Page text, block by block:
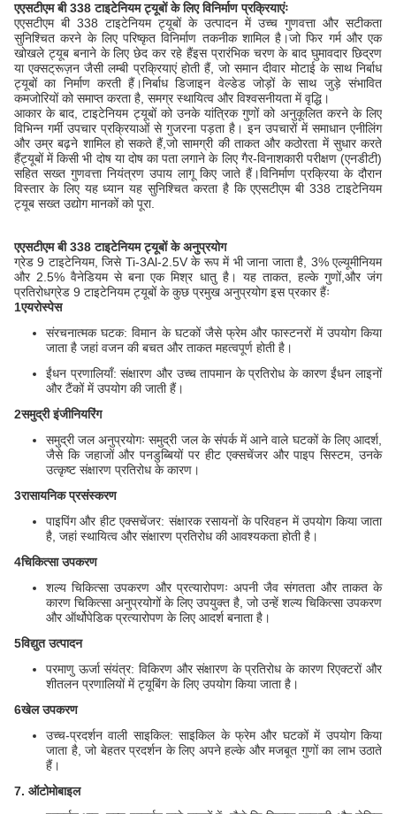
एएसटीएम बी 338 टाइटेनियम ट्यूबों के लिए विनिर्माण प्रक्रियाएंः
एएसटीएम बी 338 टाइटेनियम ट्यूबों के उत्पादन में उच्च गुणवत्ता और सटीकता
सुनिश्चित करने के लिए परिष्कृत विनिर्माण तकनीक शामिल है।जो फिर गर्म और एक
खोखले ट्यूब बनाने के लिए छेद कर रहे हैंइस प्रारंभिक चरण के बाद घुमावदार छिद्रण
या एक्सट्रूज़न जैसी लम्बी प्रक्रियाएं होती हैं, जो समान दीवार मोटाई के साथ निर्बाध
ट्यूबों का निर्माण करती हैं।निर्बाध डिजाइन वेल्डेड जोड़ों के साथ जुड़े संभावित
कमजोरियों को समाप्त करता है, समग्र स्थायित्व और विश्वसनीयता में वृद्धि।
आकार के बाद, टाइटेनियम ट्यूबों को उनके यांत्रिक गुणों को अनुकूलित करने के लिए
विभिन्न गर्मी उपचार प्रक्रियाओं से गुजरना पड़ता है। इन उपचारों में समाधान एनीलिंग
और उम्र बढ़ने शामिल हो सकते हैं,जो सामग्री की ताकत और कठोरता में सुधार करते
हैंट्यूबों में किसी भी दोष या दोष का पता लगाने के लिए गैर-विनाशकारी परीक्षण (एनडीटी)
सहित सख्त गुणवत्ता नियंत्रण उपाय लागू किए जाते हैं।विनिर्माण प्रक्रिया के दौरान
विस्तार के लिए यह ध्यान यह सुनिश्चित करता है कि एएसटीएम बी 338 टाइटेनियम
ट्यूब सख्त उद्योग मानकों को पूरा.
एएसटीएम बी 338 टाइटेनियम ट्यूबों के अनुप्रयोग
ग्रेड 9 टाइटेनियम, जिसे Ti-3Al-2.5V के रूप में भी जाना जाता है, 3% एल्यूमीनियम
और 2.5% वैनेडियम से बना एक मिश्र धातु है। यह ताकत, हल्के गुणों,और जंग
प्रतिरोधग्रेड 9 टाइटेनियम ट्यूबों के कुछ प्रमुख अनुप्रयोग इस प्रकार हैंः
1एयरोस्पेस
संरचनात्मक घटक: विमान के घटकों जैसे फ्रेम और फास्टनरों में उपयोग किया
जाता है जहां वजन की बचत और ताकत महत्वपूर्ण होती है।
ईंधन प्रणालियाँ: संक्षारण और उच्च तापमान के प्रतिरोध के कारण ईंधन लाइनों
और टैंकों में उपयोग की जाती हैं।
2समुद्री इंजीनियरिंग
समुद्री जल अनुप्रयोगः समुद्री जल के संपर्क में आने वाले घटकों के लिए आदर्श,
जैसे कि जहाजों और पनडुब्बियों पर हीट एक्सचेंजर और पाइप सिस्टम, उनके
उत्कृष्ट संक्षारण प्रतिरोध के कारण।
3रासायनिक प्रसंस्करण
पाइपिंग और हीट एक्सचेंजर: संक्षारक रसायनों के परिवहन में उपयोग किया जाता
है, जहां स्थायित्व और संक्षारण प्रतिरोध की आवश्यकता होती है।
4चिकित्सा उपकरण
शल्य चिकित्सा उपकरण और प्रत्यारोपणः अपनी जैव संगतता और ताकत के
कारण चिकित्सा अनुप्रयोगों के लिए उपयुक्त है, जो उन्हें शल्य चिकित्सा उपकरण
और ऑर्थोपेडिक प्रत्यारोपण के लिए आदर्श बनाता है।
5विद्युत उत्पादन
परमाणु ऊर्जा संयंत्र: विकिरण और संक्षारण के प्रतिरोध के कारण रिएक्टरों और
शीतलन प्रणालियों में ट्यूबिंग के लिए उपयोग किया जाता है।
6खेल उपकरण
उच्च-प्रदर्शन वाली साइकिल: साइकिल के फ्रेम और घटकों में उपयोग किया
जाता है, जो बेहतर प्रदर्शन के लिए अपने हल्के और मजबूत गुणों का लाभ उठाते
हैं।
7. ऑटोमोबाइल